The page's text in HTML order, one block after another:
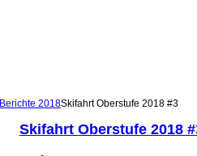
Berichte 2018Skifahrt Oberstufe 2018 #3
Skifahrt Oberstufe 2018